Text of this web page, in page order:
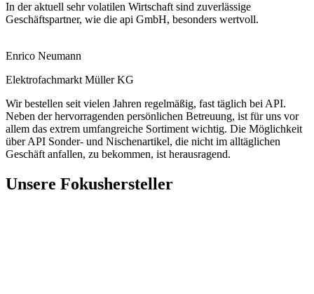
In der aktuell sehr volatilen Wirtschaft sind zuverlässige
Geschäftspartner, wie die api GmbH, besonders wertvoll.
Enrico Neumann
Elektrofachmarkt Müller KG
Wir bestellen seit vielen Jahren regelmäßig, fast täglich bei API.
Neben der hervorragenden persönlichen Betreuung, ist für uns vor
allem das extrem umfangreiche Sortiment wichtig. Die Möglichkeit
über API Sonder- und Nischenartikel, die nicht im alltäglichen
Geschäft anfallen, zu bekommen, ist herausragend.
Unsere Fokushersteller